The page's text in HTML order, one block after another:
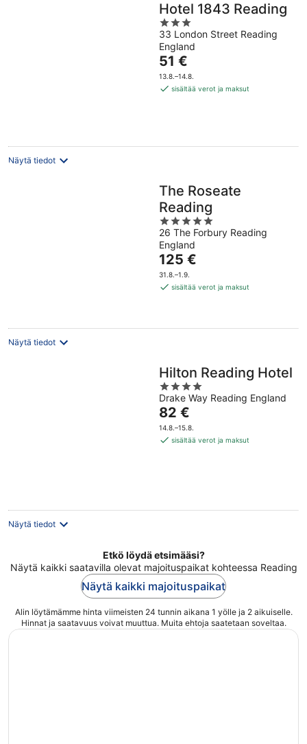
Hotel 1843 Reading
3
out
of
5
33 London Street Reading
England
Hinta
on
51 €
51 €
13.8.–14.8.
sisältää verot ja maksut
Näytä tiedot
The Roseate
Reading
5
out
of
5
26 The Forbury Reading
England
Hinta
on
125 €
125 €
31.8.–1.9.
sisältää verot ja maksut
Näytä tiedot
Hilton Reading Hotel
4
out
of
5
Drake Way Reading England
Hinta
on
82 €
82 €
14.8.–15.8.
sisältää verot ja maksut
Näytä tiedot
Etkö löydä etsimääsi?
Näytä kaikki saatavilla olevat majoituspaikat kohteessa Reading
Näytä kaikki majoituspaikat
Alin löytämämme hinta viimeisten 24 tunnin aikana 1 yölle ja 2 aikuiselle.
Hinnat ja saatavuus voivat muuttua. Muita ehtoja saatetaan soveltaa.